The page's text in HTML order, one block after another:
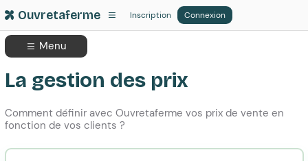
Ouvretaferme Inscription Connexion
Menu
La gestion des prix
Comment définir avec Ouvretaferme vos prix de vente en
fonction de vos clients ?